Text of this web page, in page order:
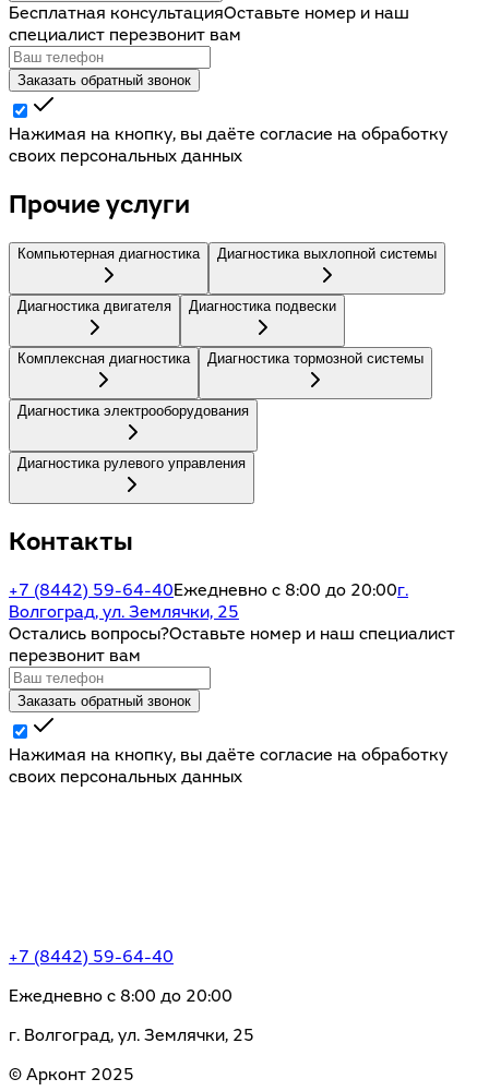
Бесплатная консультацияОставьте номер и наш
специалист перезвонит вам
Заказать обратный звонок
Нажимая на кнопку, вы даёте согласие на обработку
своих персональных данных
Прочие услуги
Компьютерная диагностика Диагностика выхлопной системы
Диагностика двигателя Диагностика подвески
Комплексная диагностика Диагностика тормозной системы
Диагностика электрооборудования
Диагностика рулевого управления
Контакты
+7 (8442) 59-64-40Ежедневно с 8:00 до 20:00г.
Волгоград, ул. Землячки, 25
Остались вопросы?Оставьте номер и наш специалист
перезвонит вам
Заказать обратный звонок
Нажимая на кнопку, вы даёте согласие на обработку
своих персональных данных
+7 (8442) 59-64-40
Ежедневно с 8:00 до 20:00
г. Волгоград, ул. Землячки, 25
© Арконт 2025